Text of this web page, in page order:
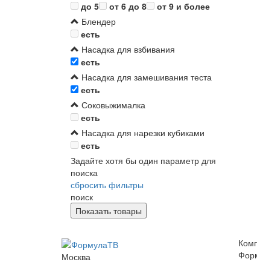
до 5
от 6 до 8
от 9 и более
Блендер
есть
Насадка для взбивания
есть
Насадка для замешивания теста
есть
Соковыжималка
есть
Насадка для нарезки кубиками
есть
Задайте хотя бы один параметр для
поиска
сбросить фильтры
поиск
Москва